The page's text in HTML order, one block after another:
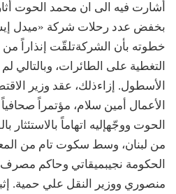
أشارت فيه الى ان محمد الحوت أثار
بخفض عدد رحلات شركة «ميدل
خطوته بأن الشركةتلقّت إنذاراً من
التغطية على الطائرات، وبالتالي لم
الأسطول. إزاءذلك، عقد وزير
الأعمال أمين سلام، مؤتمراً صحافياً
الحوت ووجّهإليه اتهاماً بالاستئثار
من لبنان، وسط سكوت تام من
الحكومة نجيبميقاتي وحاكم مصرف
منصوري ووزير النقل علي حمية.